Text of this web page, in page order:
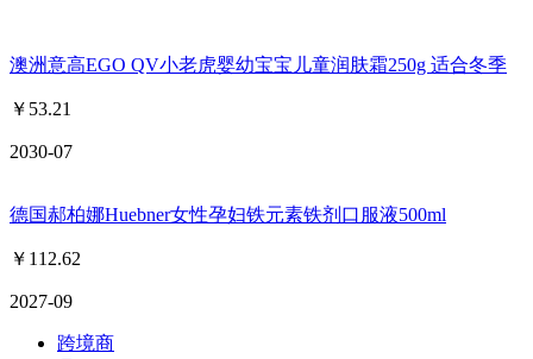
澳洲意高EGO QV小老虎婴幼宝宝儿童润肤霜250g 适合冬季
￥ 53.21
2030-07
德国郝柏娜Huebner女性孕妇铁元素铁剂口服液500ml
￥ 112.62
2027-09
跨境商